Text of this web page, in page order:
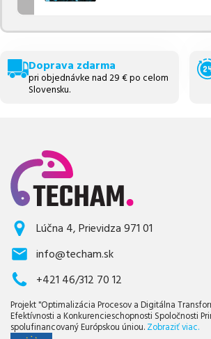
Doprava zdarma
pri objednávke nad 29 € po celom
Slovensku.
Lúčna 4, Prievidza 971 01
info@techam.sk
+421 46/312 70 12
Projekt "Optimalizácia Procesov a Digitálna
Efektívnosti a Konkurencieschopnosti Spoločnosti
spolufinancovaný Európskou úniou. Zobraziť viac.